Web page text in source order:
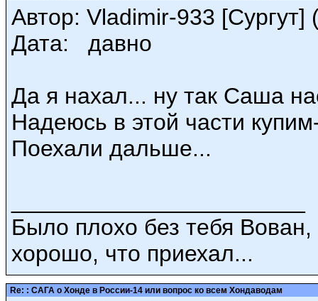
Автор: Vladimir-933 [Сургут]
Дата: давно
Да я нахал... ну так Саша
Надеюсь в этой части
Поехали дальше...
Было плохо без тебя Вован,
хорошо, что приехал...
Re: : САГА о Хонде в России-14 или вопрос ко всем Хондаводам